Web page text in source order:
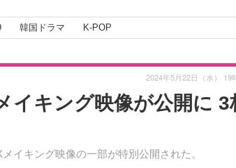
韓国ドラマ K-POP
イキング映像が公開に 3
イキング映像の一部が特別公開された。
2024年5月22日（水） 19